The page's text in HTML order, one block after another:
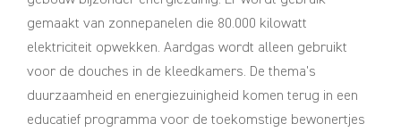
gemaakt van zonnepanelen die 80.000 kilowatt
elektriciteit opwekken. Aardgas wordt alleen gebruikt
voor de douches in de kleedkamers. De thema’s
duurzaamheid en energiezuinigheid komen terug in een
educatief programma voor de toekomstige bewonertjes